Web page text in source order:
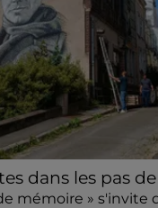
dans les pas
mémoire » s'invite